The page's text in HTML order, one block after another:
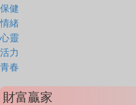
保健
情緒
心靈
活力
青春
財富贏家